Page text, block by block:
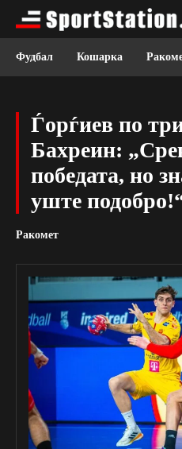
Фудбал Кошарка
Ѓорѓиев по
Бахреин:
победата, но
уште
Ракомет